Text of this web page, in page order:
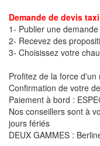
Demande de devis
1- Publier une
2- Recevez des
3- Choisissez votre
Profitez de la force
Confirmation de votre
Paiement à bord :
Nos conseillers sont à
jours fériés
DEUX GAMMES :